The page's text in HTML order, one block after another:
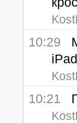
10:29
iPad
10:21